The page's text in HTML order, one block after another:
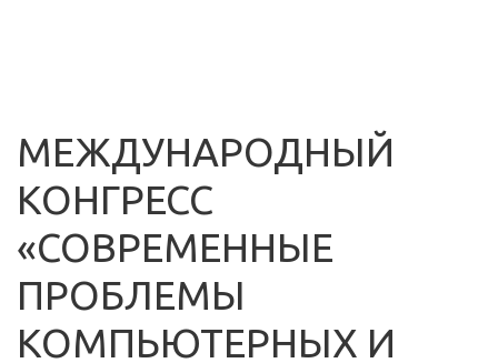
МЕЖДУНАРОДНЫЙ
КОНГРЕСС
«СОВРЕМЕННЫЕ
ПРОБЛЕМЫ
КОМПЬЮТЕРНЫХ И